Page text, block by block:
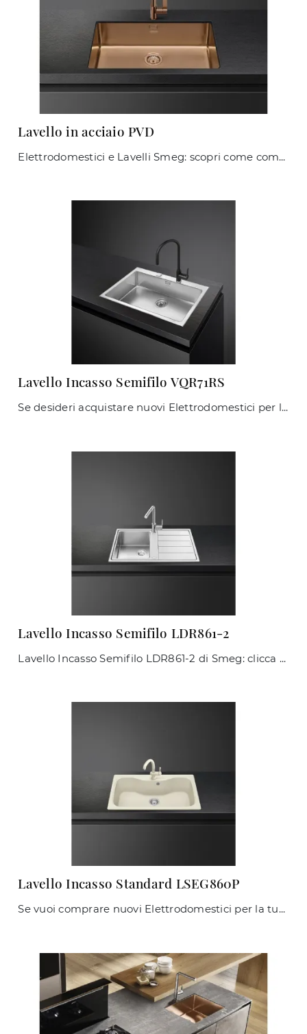
Lavello in acciaio PVD
Elettrodomestici e Lavelli Smeg: scopri come completare i tuoi spazi e la tua zona cucina con il modello Lavello in acciaio PVD.
Lavello Incasso Semifilo VQR71RS
Se desideri acquistare nuovi Elettrodomestici per la tua cucina, ottieni informazioni sul modello Lavello Incasso Semifilo VQR71RS del brand Smeg.
Lavello Incasso Semifilo LDR861-2
Lavello Incasso Semifilo LDR861-2 di Smeg: clicca e scopri di più su apparecchi elettrici e Lavelli del noto e rinomato brand, leader del settore!
Lavello Incasso Standard LSEG860P
Se vuoi comprare nuovi Elettrodomestici per la tua cucina, ottieni informazioni sul modello Lavello Incasso Standard LSEG860P dell'azienda Smeg.